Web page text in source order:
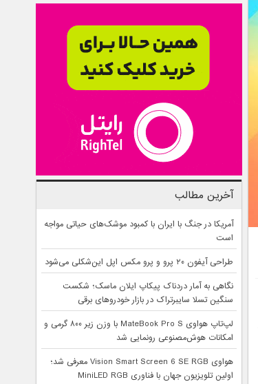
آخرین مطالب
آمریکا در جنگ با ایران با کمبود موشک‌های حیاتی مواجه
است
طراحی آیفون ۲۰ پرو و پرو مکس اپل این‌شکلی می‌شود
نگاهی به آمار دردناک پیکاپ ایلان ماسک؛ شکست
سنگین تسلا سایبرتراک در بازار خودروهای برقی
لپ‌تاپ هواوی MateBook Pro S با وزن زیر ۸۰۰ گرمی و
امکانات هوش‌مصنوعی رونمایی شد
هواوی Vision Smart Screen 6 SE RGB معرفی شد؛
اولین تلویزیون جهان با فناوری MiniLED RGB